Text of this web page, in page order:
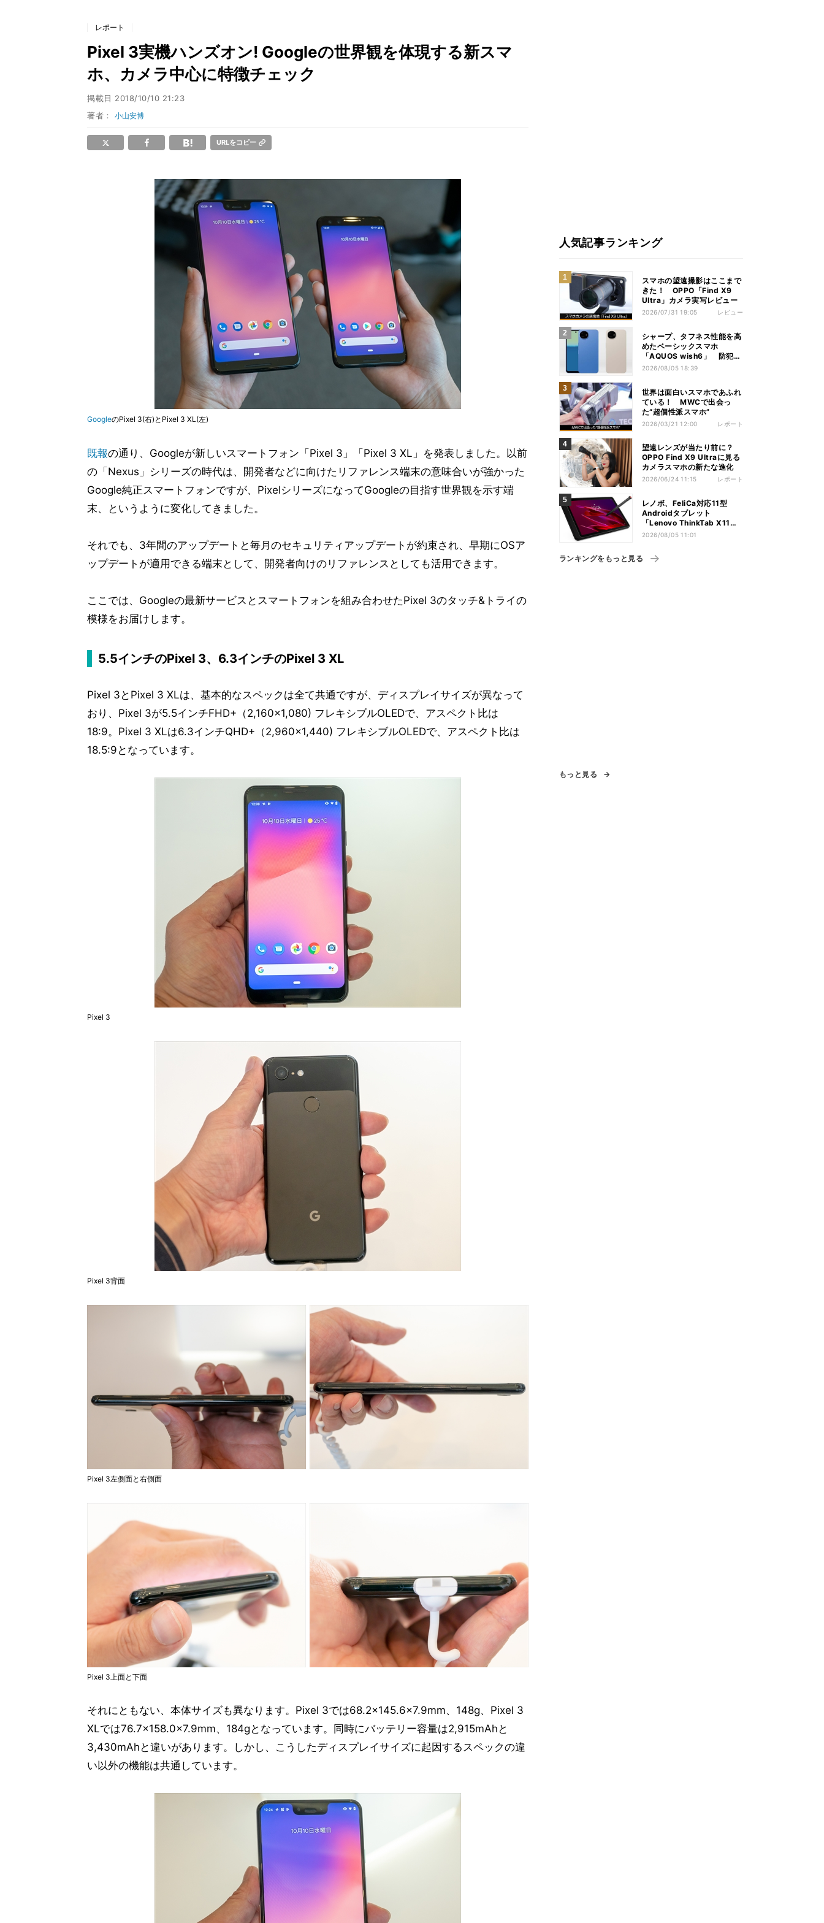
レポート
Pixel 3実機ハンズオン! Googleの世界観を体現する新スマ
ホ、カメラ中心に特徴チェック
掲載日 2018/10/10 21:23
著者：小山安博
URLをコピー
GoogleのPixel 3(右)とPixel 3 XL(左)
既報の通り、Googleが新しいスマートフォン「Pixel 3」「Pixel 3 XL」を発表しました。以前
の「Nexus」シリーズの時代は、開発者などに向けたリファレンス端末の意味合いが強かった
Google純正スマートフォンですが、PixelシリーズになってGoogleの目指す世界観を示す端
末、というように変化してきました。
それでも、3年間のアップデートと毎月のセキュリティアップデートが約束され、早期にOSア
ップデートが適用できる端末として、開発者向けのリファレンスとしても活用できます。
ここでは、Googleの最新サービスとスマートフォンを組み合わせたPixel 3のタッチ&トライの
模様をお届けします。
5.5インチのPixel 3、6.3インチのPixel 3 XL
Pixel 3とPixel 3 XLは、基本的なスペックは全て共通ですが、ディスプレイサイズが異なって
おり、Pixel 3が5.5インチFHD+（2,160×1,080) フレキシブルOLEDで、アスペクト比は
18:9。Pixel 3 XLは6.3インチQHD+（2,960×1,440) フレキシブルOLEDで、アスペクト比は
18.5:9となっています。
Pixel 3
Pixel 3背面
Pixel 3左側面と右側面
Pixel 3上面と下面
それにともない、本体サイズも異なります。Pixel 3では68.2×145.6×7.9mm、148g、Pixel 3
XLでは76.7×158.0×7.9mm、184gとなっています。同時にバッテリー容量は2,915mAhと
3,430mAhと違いがあります。しかし、こうしたディスプレイサイズに起因するスペックの違
い以外の機能は共通しています。
人気記事ランキング
スマホの望遠撮影はここまで
きた！ OPPO「Find X9
Ultra」カメラ実写レビュー
2026/07/31 19:05 レビュー
シャープ、タフネス性能を高
めたベーシックスマホ
「AQUOS wish6」 防犯性
能も充実
2026/08/05 18:39
世界は面白いスマホであふれ
ている！ MWCで出会っ
た“超個性派スマホ”
2026/03/21 12:00 レポート
望遠レンズが当たり前に？
OPPO Find X9 Ultraに見る
カメラスマホの新たな進化
2026/06/24 11:15 レポート
レノボ、FeliCa対応11型
Androidタブレット
「Lenovo ThinkTab X11
Gen 1」
2026/08/05 11:01
ランキングをもっと見る
もっと見る